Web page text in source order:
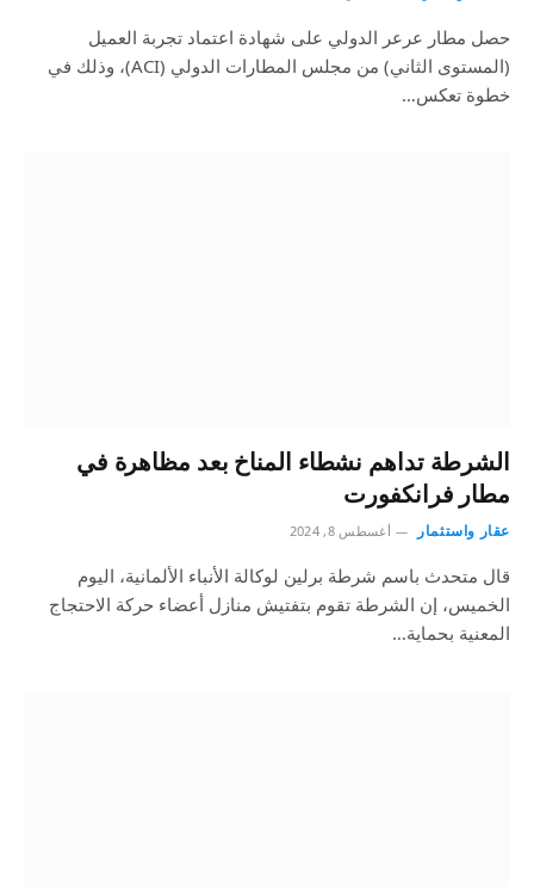
حصل مطار عرعر الدولي على شهادة اعتماد تجربة العميل
(المستوى الثاني) من مجلس المطارات الدولي (ACI)، وذلك في
خطوة تعكس…
الشرطة تداهم نشطاء المناخ بعد مظاهرة في
مطار فرانكفورت
عقار واستثمار أغسطس 8, 2024
قال متحدث باسم شرطة برلين لوكالة الأنباء الألمانية، اليوم
الخميس، إن الشرطة تقوم بتفتيش منازل أعضاء حركة الاحتجاج
المعنية بحماية…